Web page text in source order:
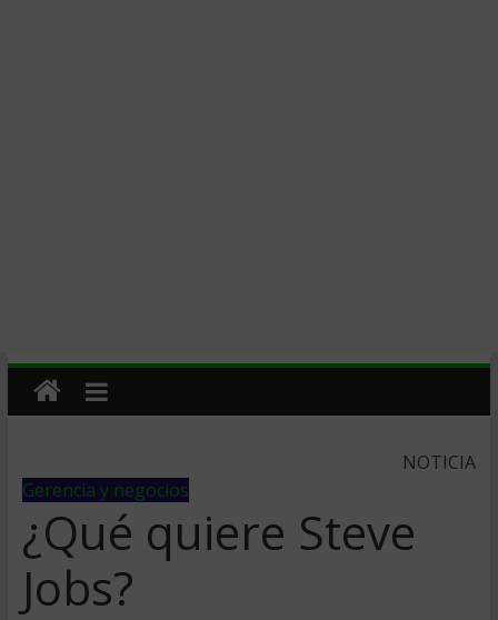
NOTICIA
Gerencia y negocios
¿Qué quiere Steve
Jobs?